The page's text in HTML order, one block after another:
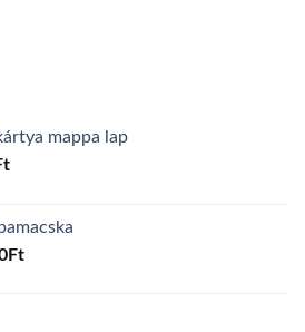
mappa lap
Current
150Ft.
FtCurrent